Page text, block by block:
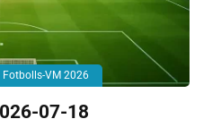
Fotbolls-VM 2026
07-18